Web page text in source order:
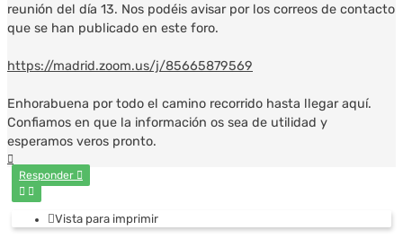
reunión del día 13. Nos podéis avisar por los correos de contacto
que se han publicado en este foro.
https://madrid.zoom.us/j/85665879569
Enhorabuena por todo el camino recorrido hasta llegar aquí.
Confiamos en que la información os sea de utilidad y
esperamos veros pronto.
Responder
Vista para imprimir